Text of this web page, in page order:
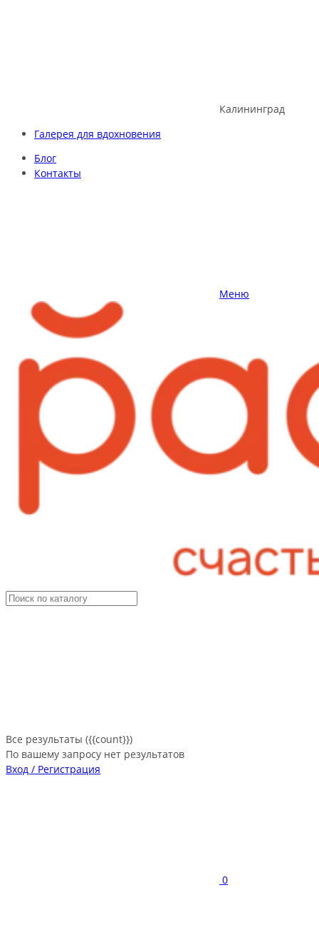
Калининград
Галерея для вдохновения
Блог
Контакты
Меню
Все результаты ({{count}})
По вашему запросу нет результатов
Вход / Регистрация
0